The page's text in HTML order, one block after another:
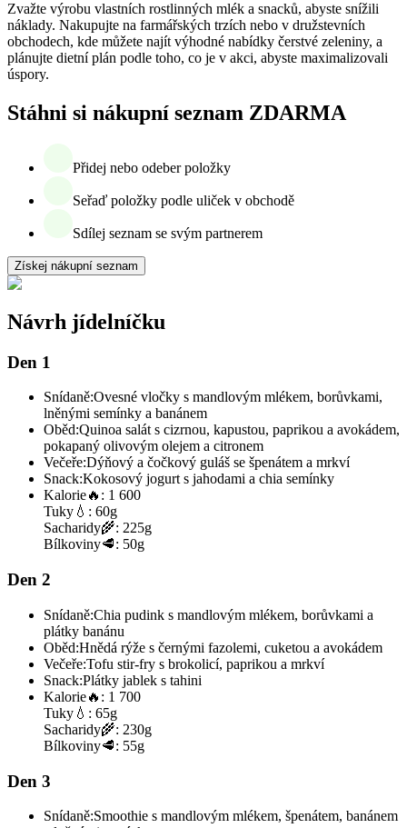
Zvažte výrobu vlastních rostlinných mlék a snacků, abyste snížili
náklady. Nakupujte na farmářských trzích nebo v družstevních
obchodech, kde můžete najít výhodné nabídky čerstvé zeleniny, a
plánujte dietní plán podle toho, co je v akci, abyste maximalizovali
úspory.
Stáhni si nákupní seznam ZDARMA
Přidej nebo odeber položky
Seřaď položky podle uliček v obchodě
Sdílej seznam se svým partnerem
Získej nákupní seznam
Návrh jídelníčku
Den 1
Snídaně:Ovesné vločky s mandlovým mlékem, borůvkami,
lněnými semínky a banánem
Oběd:Quinoa salát s cizrnou, kapustou, paprikou a avokádem,
pokapaný olivovým olejem a citronem
Večeře:Dýňový a čočkový guláš se špenátem a mrkví
Snack:Kokosový jogurt s jahodami a chia semínky
Kalorie🔥: 1 600
Tuky 💧: 60g
Sacharidy🌾: 225g
Bílkoviny🥩: 50g
Den 2
Snídaně:Chia pudink s mandlovým mlékem, borůvkami a
plátky banánu
Oběd:Hnědá rýže s černými fazolemi, cuketou a avokádem
Večeře:Tofu stir-fry s brokolicí, paprikou a mrkví
Snack:Plátky jablek s tahini
Kalorie🔥: 1 700
Tuky 💧: 65g
Sacharidy🌾: 230g
Bílkoviny🥩: 55g
Den 3
Snídaně:Smoothie s mandlovým mlékem, špenátem, banánem